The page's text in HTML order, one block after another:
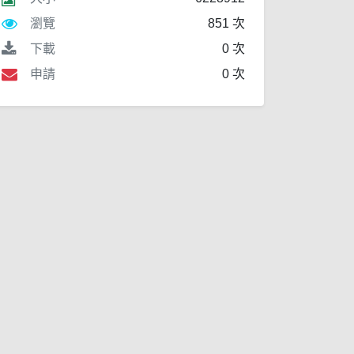
瀏覽
851 次
下載
0 次
申請
0 次